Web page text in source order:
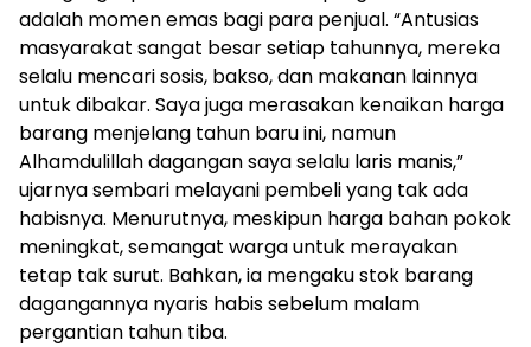
adalah momen emas bagi para penjual. “Antusias
masyarakat sangat besar setiap tahunnya, mereka
selalu mencari sosis, bakso, dan makanan lainnya
untuk dibakar. Saya juga merasakan kenaikan harga
barang menjelang tahun baru ini, namun
Alhamdulillah dagangan saya selalu laris manis,”
ujarnya sembari melayani pembeli yang tak ada
habisnya. Menurutnya, meskipun harga bahan pokok
meningkat, semangat warga untuk merayakan
tetap tak surut. Bahkan, ia mengaku stok barang
dagangannya nyaris habis sebelum malam
pergantian tahun tiba.